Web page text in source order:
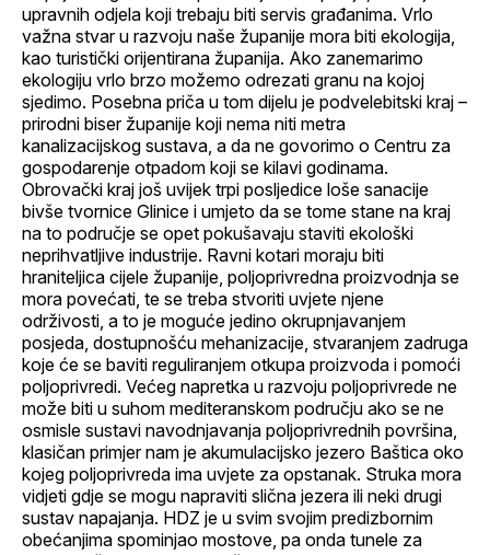
upravnih odjela koji trebaju biti servis građanima. Vrlo
važna stvar u razvoju naše županije mora biti ekologija,
kao turistički orijentirana županija. Ako zanemarimo
ekologiju vrlo brzo možemo odrezati granu na kojoj
sjedimo. Posebna priča u tom dijelu je podvelebitski kraj –
prirodni biser županije koji nema niti metra
kanalizacijskog sustava, a da ne govorimo o Centru za
gospodarenje otpadom koji se kilavi godinama.
Obrovački kraj još uvijek trpi posljedice loše sanacije
bivše tvornice Glinice i umjeto da se tome stane na kraj
na to područje se opet pokušavaju staviti ekološki
neprihvatljive industrije. Ravni kotari moraju biti
hraniteljica cijele županije, poljoprivredna proizvodnja se
mora povećati, te se treba stvoriti uvjete njene
održivosti, a to je moguće jedino okrupnjavanjem
posjeda, dostupnošću mehanizacije, stvaranjem zadruga
koje će se baviti reguliranjem otkupa proizvoda i pomoći
poljoprivredi. Većeg napretka u razvoju poljoprivrede ne
može biti u suhom mediteranskom području ako se ne
osmisle sustavi navodnjavanja poljoprivrednih površina,
klasičan primjer nam je akumulacijsko jezero Baštica oko
kojeg poljoprivreda ima uvjete za opstanak. Struka mora
vidjeti gdje se mogu napraviti slična jezera ili neki drugi
sustav napajanja. HDZ je u svim svojim predizbornim
obećanjima spominjao mostove, pa onda tunele za